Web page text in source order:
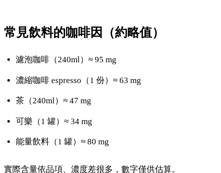
常見飲料的咖啡因（約略值）
濾泡咖啡（240ml）≈ 95 mg
濃縮咖啡 espresso（1 份）≈ 63 mg
茶（240ml）≈ 47 mg
可樂（1 罐）≈ 34 mg
能量飲料（1 罐）≈ 80 mg
實際含量依品項、濃度差很多，數字僅供估算。